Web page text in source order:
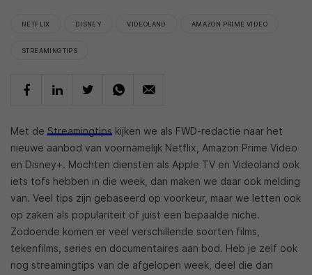
NETFLIX DISNEY VIDEOLAND AMAZON PRIME VIDEO
STREAMINGTIPS
Met de Streamingtips kijken we als FWD-redactie naar het
nieuwe aanbod van voornamelijk Netflix, Amazon Prime Video
en Disney+. Mochten diensten als Apple TV en Videoland ook
iets tofs hebben in die week, dan maken we daar ook melding
van. Veel tips zijn gebaseerd op voorkeur, maar we letten ook
op zaken als populariteit of juist een bepaalde niche.
Zodoende komen er veel verschillende soorten films,
tekenfilms, series en documentaires aan bod. Heb je zelf ook
nog streamingtips van de afgelopen week, deel die dan